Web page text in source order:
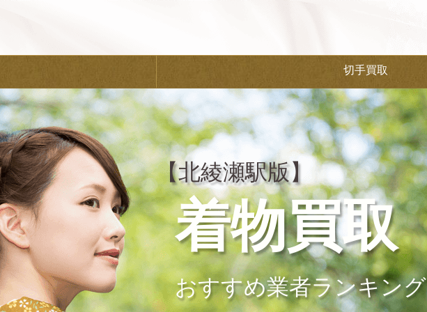
切手買取
【北綾瀬駅版】
着物買取
おすすめ業者ランキング